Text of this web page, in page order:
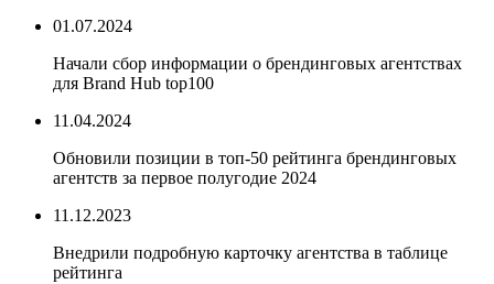
01.07.2024
Начали сбор информации о брендинговых агентствах
для Brand Hub top100
11.04.2024
Обновили позиции в топ-50 рейтинга брендинговых
агентств за первое полугодие 2024
11.12.2023
Внедрили подробную карточку агентства в таблице
рейтинга